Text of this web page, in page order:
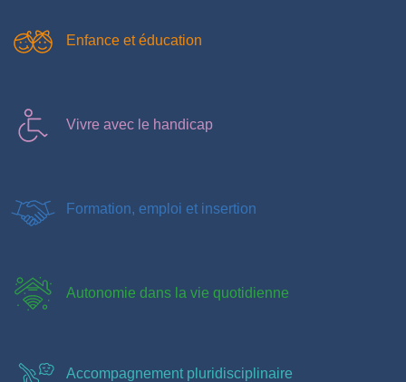
Enfance et éducation
Vivre avec le handicap
Formation, emploi et insertion
Autonomie dans la vie quotidienne
Accompagnement pluridisciplinaire